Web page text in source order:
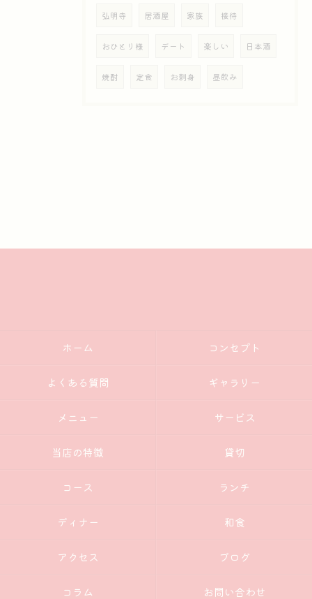
弘明寺 居酒屋 家族 接待
おひとり様 デート 楽しい 日本酒
焼酎 定食 お刺身 昼飲み
ホーム コンセプト
よくある質問 ギャラリー
メニュー サービス
当店の特徴 貸切
コース ランチ
ディナー 和食
アクセス ブログ
コラム お問い合わせ